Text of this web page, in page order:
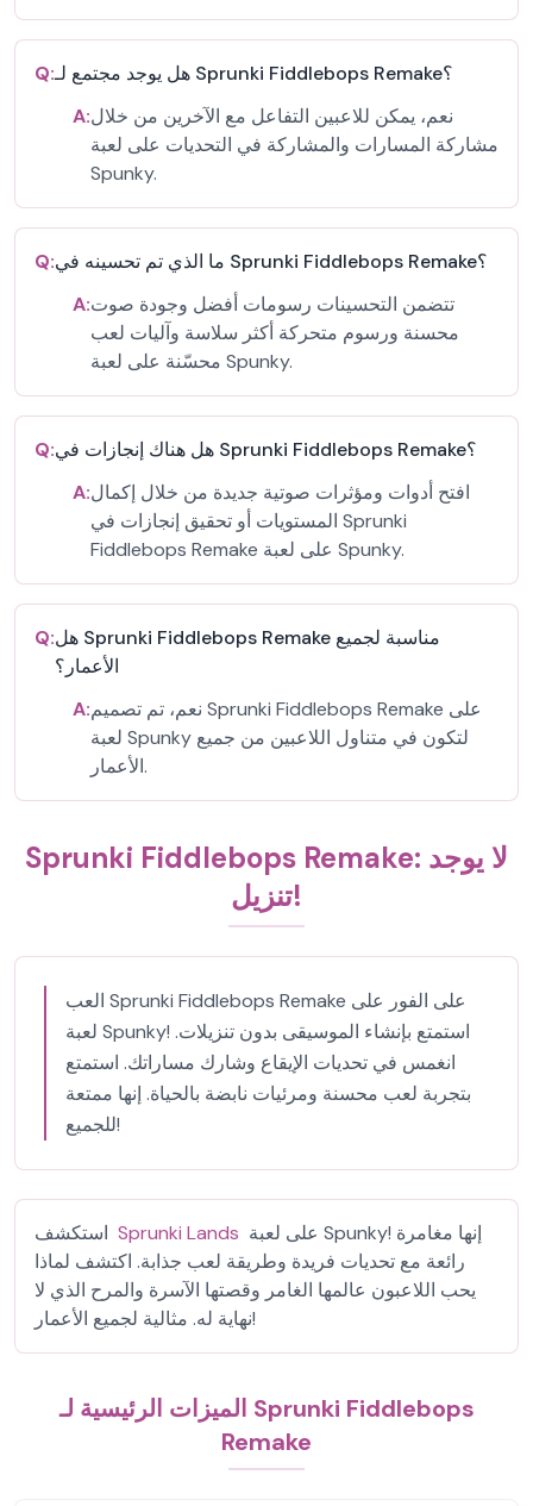
Q:
هل يوجد مجتمع لـ Sprunki Fiddlebops Remake؟
A:نعم، يمكن للاعبين التفاعل مع الآخرين من خلال
مشاركة المسارات والمشاركة في التحديات على لعبة
Spunky.
Q:
ما الذي تم تحسينه في Sprunki Fiddlebops Remake؟
A:تتضمن التحسينات رسومات أفضل وجودة صوت
محسنة ورسوم متحركة أكثر سلاسة وآليات لعب
محسّنة على لعبة Spunky.
Q:
هل هناك إنجازات في Sprunki Fiddlebops Remake؟
A:افتح أدوات ومؤثرات صوتية جديدة من خلال إكمال
المستويات أو تحقيق إنجازات في Sprunki
Fiddlebops Remake على لعبة Spunky.
Q:هل Sprunki Fiddlebops Remake مناسبة لجميع
الأعمار؟
A:نعم، تم تصميم Sprunki Fiddlebops Remake على
لعبة Spunky لتكون في متناول اللاعبين من جميع
الأعمار.
Sprunki Fiddlebops Remake: لا يوجد
تنزيل!
العب Sprunki Fiddlebops Remake على الفور على
لعبة Spunky! استمتع بإنشاء الموسيقى بدون تنزيلات.
انغمس في تحديات الإيقاع وشارك مساراتك. استمتع
بتجربة لعب محسنة ومرئيات نابضة بالحياة. إنها ممتعة
للجميع!
Sprunki Lands
رائعة مع تحديات فريدة وطريقة لعب جذابة. اكتشف لماذا
يحب اللاعبون عالمها الغامر وقصتها الآسرة والمرح الذي لا
نهاية له. مثالية لجميع الأعمار!
الميزات الرئيسية لـ Sprunki Fiddlebops
Remake